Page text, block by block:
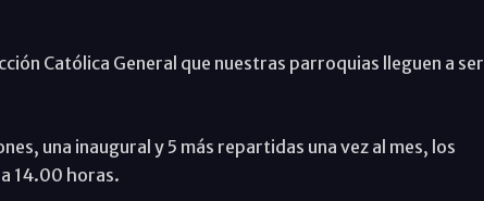
Católica General que nuestras parroquias lleguen a ser
una inaugural y 5 más repartidas una vez al mes, los
14.00 horas.